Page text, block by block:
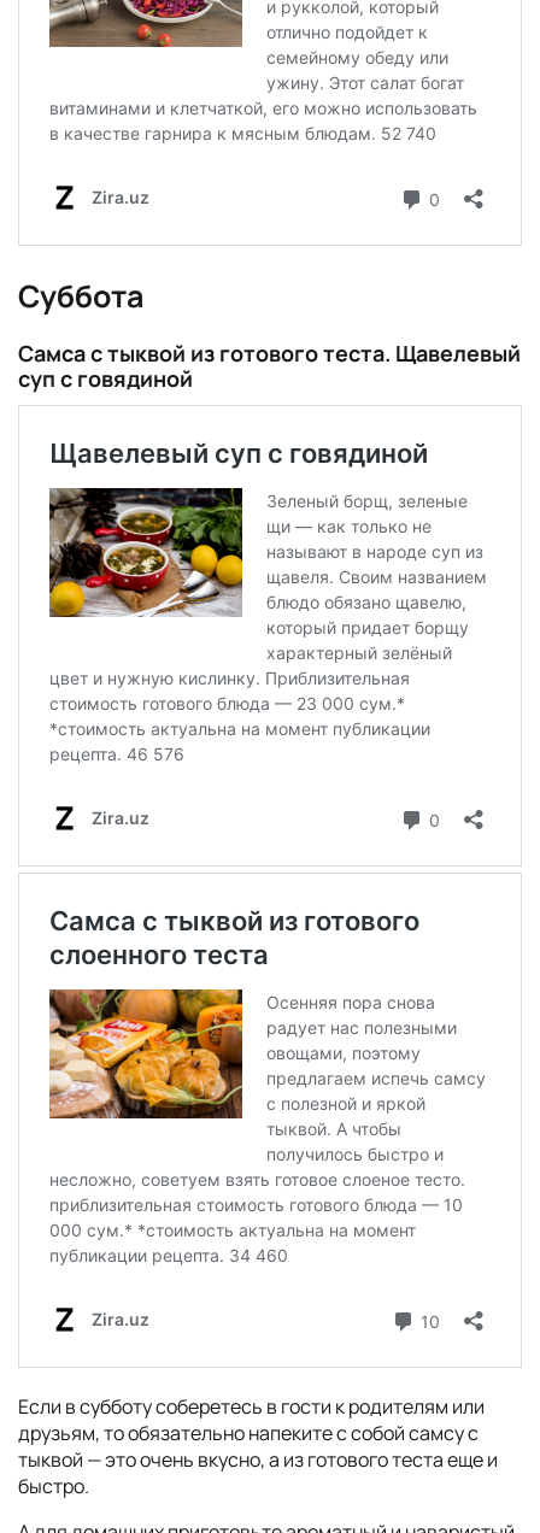
Суббота
Самса с тыквой из готового теста. Щавелевый
суп с говядиной
Если в субботу соберетесь в гости к родителям или
друзьям, то обязательно напеките с собой самсу с
тыквой — это очень вкусно, а из готового теста еще и
быстро.